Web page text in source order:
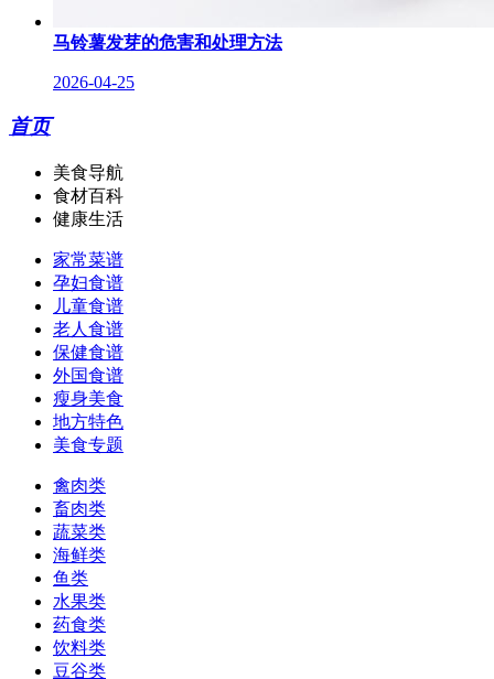
马铃薯发芽的危害和处理方法
2026-04-25
首页
美食导航
食材百科
健康生活
家常菜谱
孕妇食谱
儿童食谱
老人食谱
保健食谱
外国食谱
瘦身美食
地方特色
美食专题
禽肉类
畜肉类
蔬菜类
海鲜类
鱼类
水果类
药食类
饮料类
豆谷类